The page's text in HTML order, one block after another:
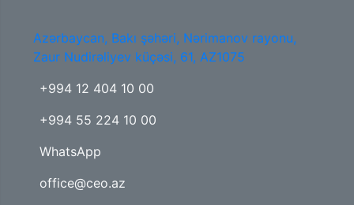
Azərbaycan, Bakı şəhəri, Nərimanov rayonu,
Zaur Nudirəliyev küçəsi, 61, AZ1075
+994 12 404 10 00
+994 55 224 10 00
WhatsApp
office@ceo.az